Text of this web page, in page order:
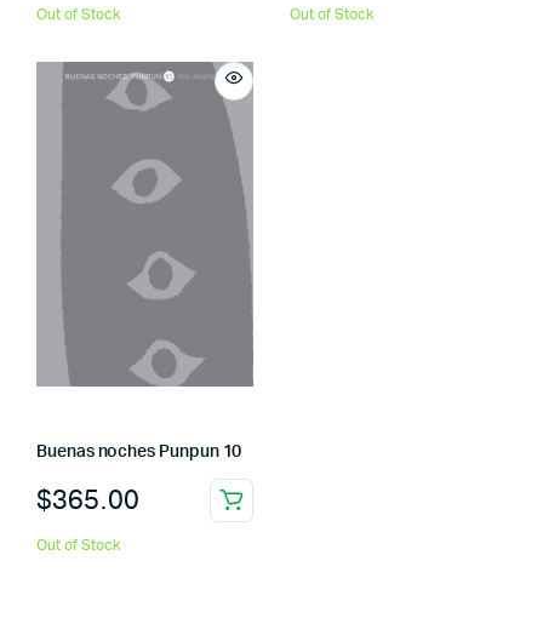
Out of Stock Out of Stock
Buenas noches Punpun 10
$365.00
Out of Stock